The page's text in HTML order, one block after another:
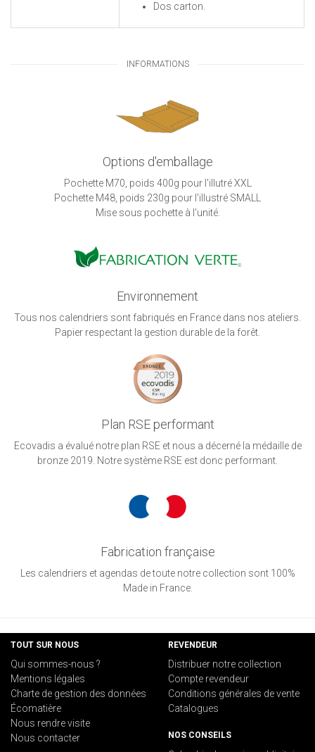
Dos carton.
INFORMATIONS
Options d'emballage
Pochette M70, poids 400g pour l'illutré XXL
Pochette M48, poids 230g pour l'illustré SMALL
Mise sous pochette à l'unité.
Environnement
Tous nos calendriers sont fabriqués en France dans nos ateliers.
Papier respectant la gestion durable de la forêt.
Plan RSE performant
Ecovadis a évalué notre plan RSE et nous a décerné la médaille de
bronze 2019. Notre système RSE est donc performant.
Fabrication française
Les calendriers et agendas de toute notre collection sont 100%
Made in France.
TOUT SUR NOUS
Qui sommes-nous ?
Mentions légales
Charte de gestion des données
Écomatière
Nous rendre visite
Nous contacter
REVENDEUR
Distribuer notre collection
Compte revendeur
Conditions générales de vente
Catalogues
NOS CONSEILS